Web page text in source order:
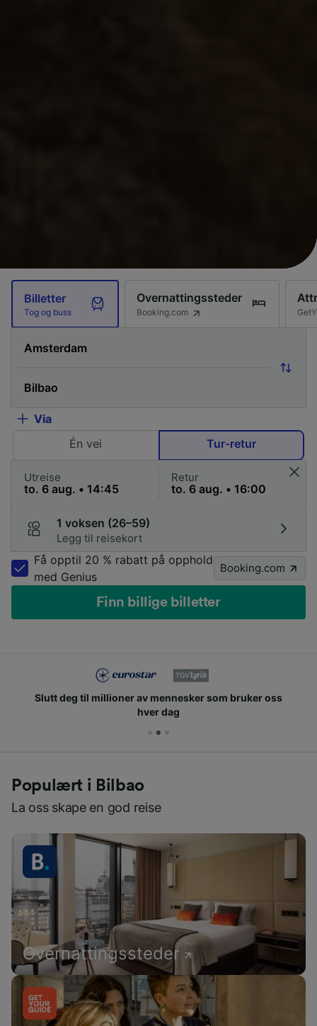
Billetter
Tog og buss
Overnattingssteder
Booking.com
Via
Én vei
Tur-retur
Utreise Retur
1 voksen (26–59)
Legg til reisekort
Få opptil 20 % rabatt på opphold
med Genius
Booking.com
Finn billige billetter
Slutt deg til millioner av mennesker som bruker oss
hver dag
Populært i Bilbao
La oss skape en god reise
Overnattingssteder